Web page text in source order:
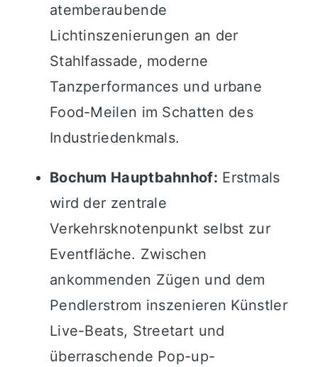
atemberaubende
Lichtinszenierungen an der
Stahlfassade, moderne
Tanzperformances und urbane
Food-Meilen im Schatten des
Industriedenkmals.
Bochum Hauptbahnhof: Erstmals
wird der zentrale
Verkehrsknotenpunkt selbst zur
Eventfläche. Zwischen
ankommenden Zügen und dem
Pendlerstrom inszenieren Künstler
Live-Beats, Streetart und
überraschende Pop-up-